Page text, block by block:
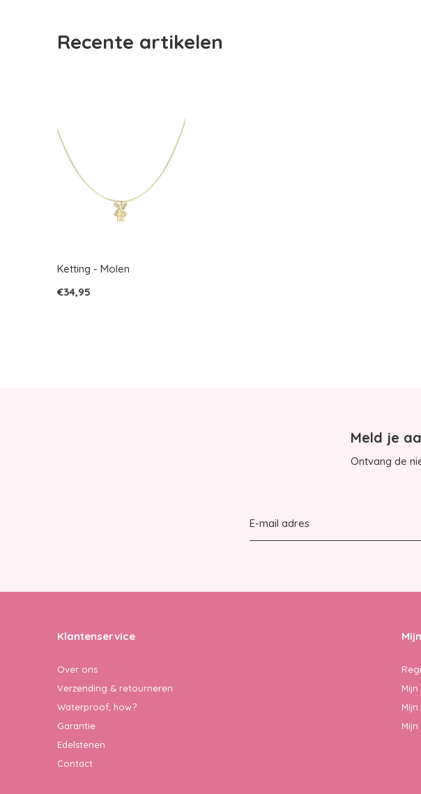
Recente artikelen
Ketting - Molen
€34,95
Meld je
Ontvang de
Klantenservice
Over ons
Verzending & retourneren
Waterproof, how?
Garantie
Edelstenen
Contact